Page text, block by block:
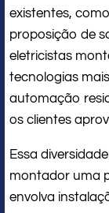
existentes,
proposição de
eletricistas
tecnologias
automação
os clientes
Essa
montador uma
envolva